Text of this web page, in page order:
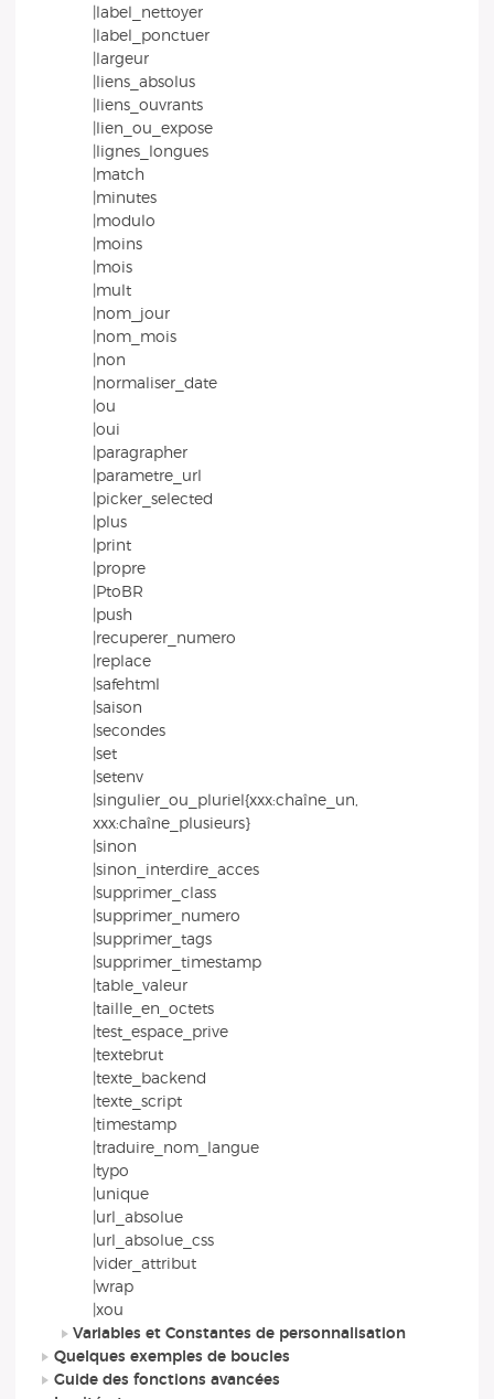
|label_nettoyer
|label_ponctuer
|largeur
|liens_absolus
|liens_ouvrants
|lien_ou_expose
|lignes_longues
|match
|minutes
|modulo
|moins
|mois
|mult
|nom_jour
|nom_mois
|non
|normaliser_date
|ou
|oui
|paragrapher
|parametre_url
|picker_selected
|plus
|print
|propre
|PtoBR
|push
|recuperer_numero
|replace
|safehtml
|saison
|secondes
|set
|setenv
|singulier_ou_pluriel{xxx:chaîne_un,
xxx:chaîne_plusieurs}
|sinon
|sinon_interdire_acces
|supprimer_class
|supprimer_numero
|supprimer_tags
|supprimer_timestamp
|table_valeur
|taille_en_octets
|test_espace_prive
|textebrut
|texte_backend
|texte_script
|timestamp
|traduire_nom_langue
|typo
|unique
|url_absolue
|url_absolue_css
|vider_attribut
|wrap
|xou
Variables et Constantes de personnalisation
Quelques exemples de boucles
Guide des fonctions avancées